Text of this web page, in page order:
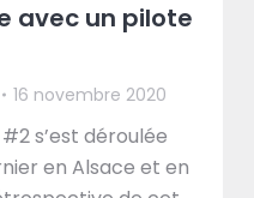
avec un pilote
16 novembre 2020
s’est déroulée
en Alsace et en